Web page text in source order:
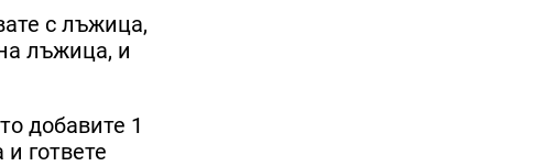
с лъжица,
лъжица, и
добавите 1
гответе